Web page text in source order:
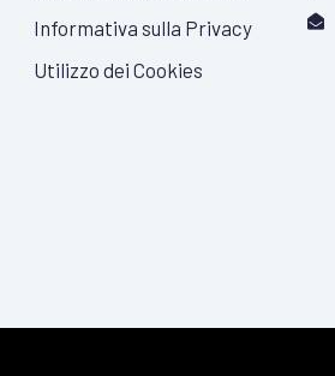
Informativa sulla Privacy
Utilizzo dei Cookies